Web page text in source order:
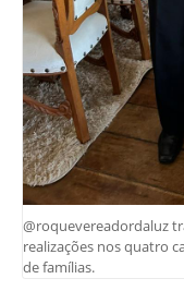
@roquevereadordaluz
realizações nos quatro
de famílias.